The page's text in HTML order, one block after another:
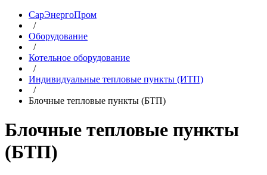
СарЭнергоПром
/
Оборудование
/
Котельное оборудование
/
Индивидуальные тепловые пункты (ИТП)
/
Блочные тепловые пункты (БТП)
Блочные тепловые пункты
(БТП)